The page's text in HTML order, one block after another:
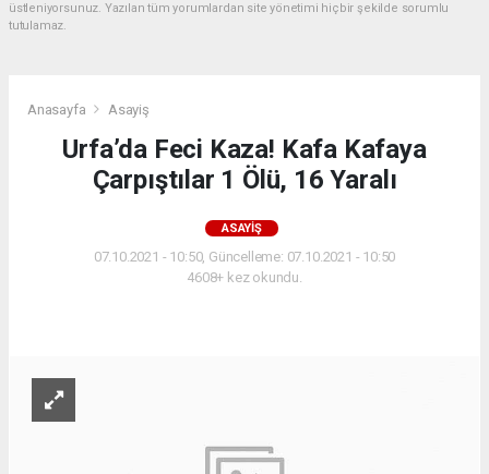
üstleniyorsunuz. Yazılan tüm yorumlardan site yönetimi hiçbir şekilde sorumlu
tutulamaz.
Anasayfa Asayiş
Urfa’da Feci Kaza! Kafa Kafaya
Çarpıştılar 1 Ölü, 16 Yaralı
ASAYIŞ
07.10.2021 - 10:50, Güncelleme: 07.10.2021 - 10:50
4608+ kez okundu.